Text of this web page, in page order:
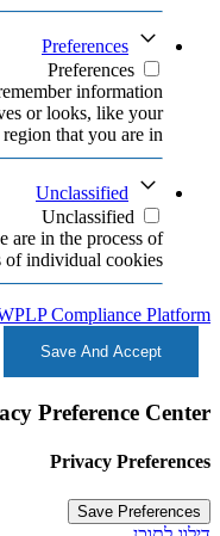
Preferences
Preferences
information
or looks, like your
that you are in.
Unclassified
Unclassified
are in the process of
individual cookies.
Compliance Platform
Save And Accept
Preference Center
Privacy Preferences